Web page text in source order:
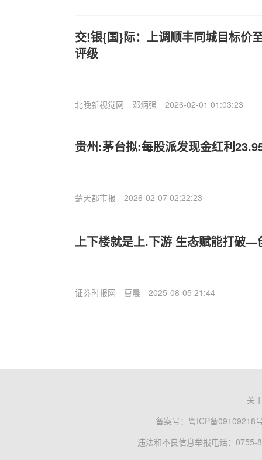
交!银{国}际：上调顺丰同城目标价
评级
北晚新视觉网 邓炳强 2026-02-01 01:03:23
贵州:茅台拟:每股派发现金红利
楚天都市报 2026-02-07 02:22:23
上下楼就是上.下游 生态赋能打破—
证券时报网 曹晨 2025-08-05 21:44
关
备案号： 粤ICP备09109218
违法和不良信息举报电话：0755-